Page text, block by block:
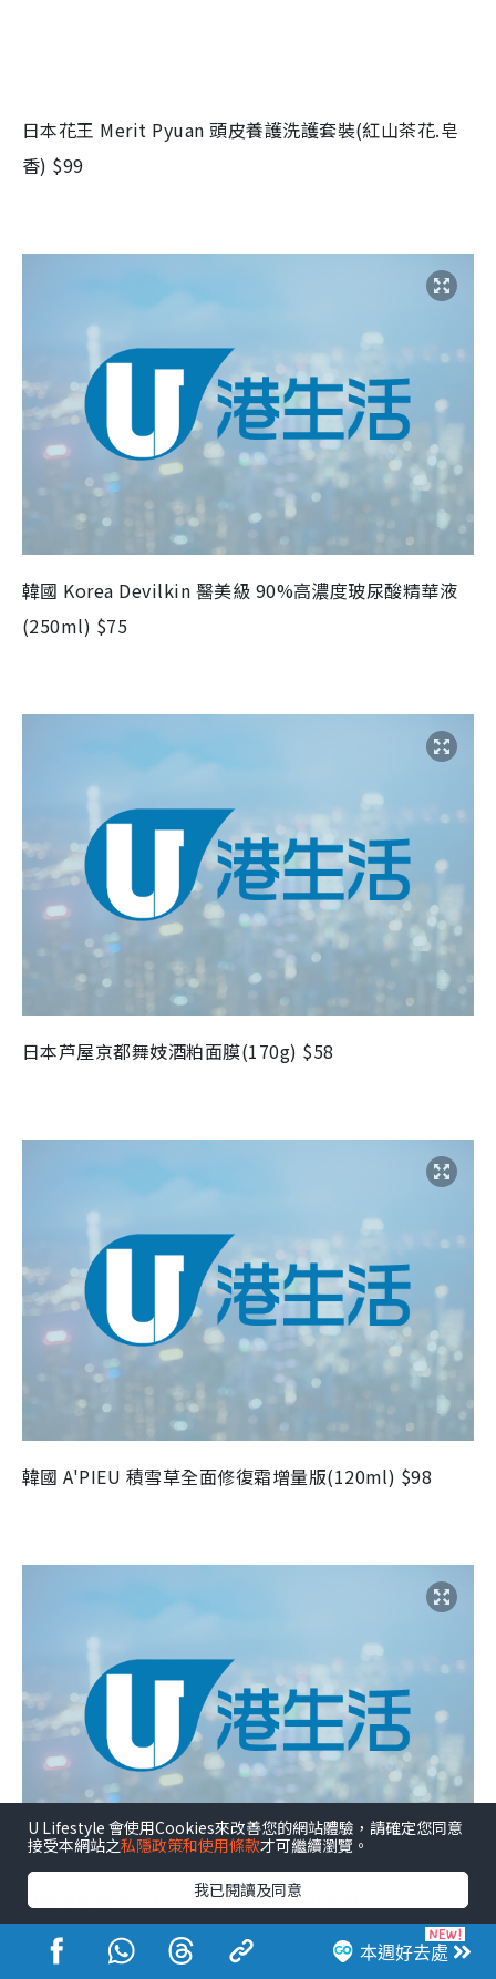
日本花王 Merit Pyuan 頭皮養護洗護套裝(紅山茶花.皂
香) $99
韓國 Korea Devilkin 醫美級 90%高濃度玻尿酸精華液
(250ml) $75
日本芦屋京都舞妓酒粕面膜(170g) $58
韓國 A'PIEU 積雪草全面修復霜增量版(120ml) $98
日本資生堂 Spotscover 遮瑕膏(20g) $88
本週好去處
U Lifestyle 會使用Cookies來改善您的網站體驗，請確定您同意
接受本網站之私隱政策和使用條款才可繼續瀏覽。
我已閱讀及同意